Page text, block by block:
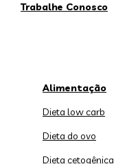
Trabalhe Conosco
Alimentação
Dieta low carb
Dieta do ovo
Dieta cetogênica